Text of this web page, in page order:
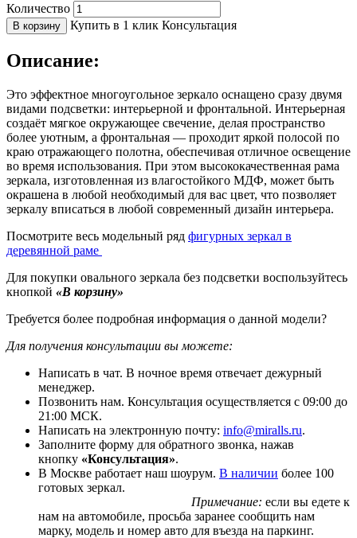
Количество
В корзину Купить в 1 клик Консультация
Описание:
Это эффектное многоугольное зеркало оснащено сразу двумя
видами подсветки: интерьерной и фронтальной. Интерьерная
создаёт мягкое окружающее свечение, делая пространство
более уютным, а фронтальная — проходит яркой полосой по
краю отражающего полотна, обеспечивая отличное освещение
во время использования. При этом высококачественная рама
зеркала, изготовленная из влагостойкого МДФ, может быть
окрашена в любой необходимый для вас цвет, что позволяет
зеркалу вписаться в любой современный дизайн интерьера.
Посмотрите весь модельный ряд фигурных зеркал в
деревянной раме
Для покупки овального зеркала без подсветки воспользуйтесь
кнопкой «В корзину»
Требуется более подробная информация о данной модели?
Для получения консультации вы можете:
Написать в чат. В ночное время отвечает дежурный
менеджер.
Позвонить нам. Консультация осуществляется с 09:00 до
21:00 МСК.
Написать на электронную почту: info@miralls.ru.
Заполните форму для обратного звонка, нажав
кнопку «Консультация».
В Москве работает наш шоурум. В наличии более 100
готовых зеркал.
Примечание: если вы едете к
нам на автомобиле, просьба заранее сообщить нам
марку, модель и номер авто для въезда на паркинг.